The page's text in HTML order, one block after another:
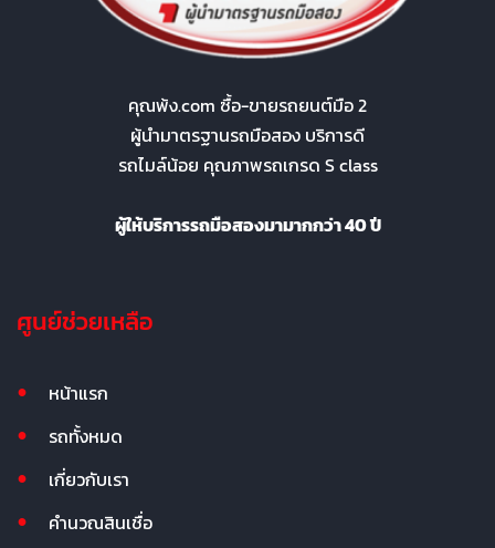
คุณพ้ง.com ซื้อ-ขายรถยนต์มือ 2
ผู้นำมาตรฐานรถมือสอง บริการดี
รถไมล์น้อย คุณภาพรถเกรด S class
ผู้ให้บริการรถมือสองมามากกว่า 40 ปี
ศูนย์ช่วยเหลือ
หน้าแรก
รถทั้งหมด
เกี่ยวกับเรา
คำนวณสินเชื่อ